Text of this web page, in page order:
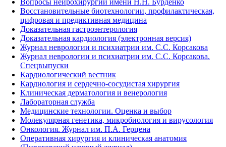
Вопросы нейрохирургии имени Н.Н. Бурденко
Восстановительные биотехнологии, профилактическая,
цифровая и предиктивная медицина
Доказательная гастроэнтерология
Доказательная кардиология (электронная версия)
Журнал неврологии и психиатрии им. С.С. Корсакова
Журнал неврологии и психиатрии им. С.С. Корсакова.
Спецвыпуски
Кардиологический вестник
Кардиология и сердечно-сосудистая хирургия
Клиническая дерматология и венерология
Лабораторная служба
Медицинские технологии. Оценка и выбор
Молекулярная генетика, микробиология и вирусология
Онкология. Журнал им. П.А. Герцена
Оперативная хирургия и клиническая анатомия